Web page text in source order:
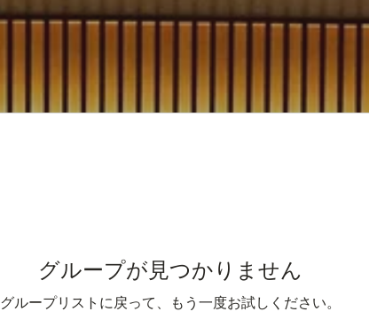
グループが見つかりません
グループリストに戻って、もう一度お試しください。